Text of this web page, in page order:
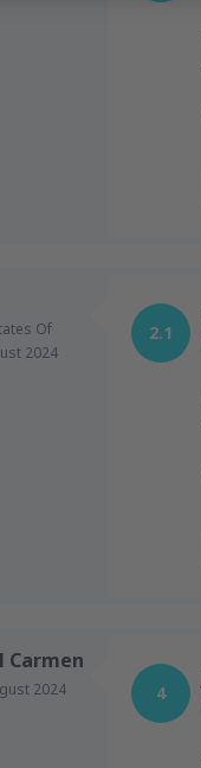
Of
2024
2.1
Carmen
2024 4